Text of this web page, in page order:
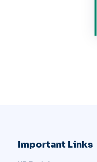
Important Links